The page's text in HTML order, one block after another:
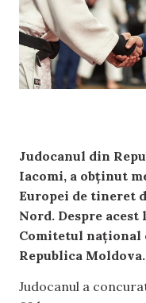
Judocanul din
Iacomi, a obținut
Europei de tineret
Nord. Despre acest
Comitetul
Republica Moldova.
Judocanul a